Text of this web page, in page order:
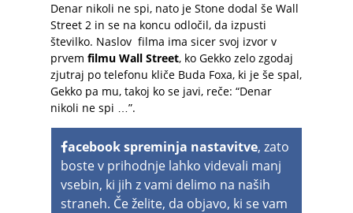
Denar nikoli ne spi, nato je Stone dodal še Wall
Street 2 in se na koncu odločil, da izpusti
številko. Naslov filma ima sicer svoj izvor v
prvem filmu Wall Street, ko Gekko zelo zgodaj
zjutraj po telefonu kliče Buda Foxa, ki je še spal,
Gekko pa mu, takoj ko se javi, reče: “Denar
nikoli ne spi …”.
acebook spreminja nastavitve, zato
boste v prihodnje lahko videvali manj
vsebin, ki jih z vami delimo na naših
straneh. Če želite, da objavo, ki se vam